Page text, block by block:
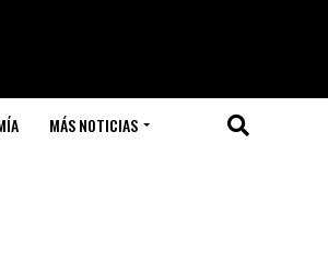
MÁS NOTICIAS